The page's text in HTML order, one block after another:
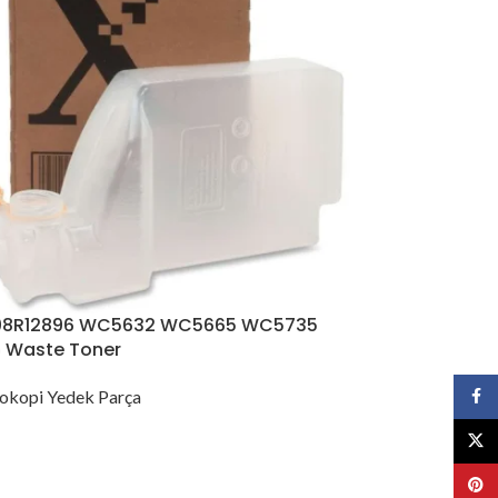
WC5632 WC5665 WC5735
Waste Toner
Yedek Parça